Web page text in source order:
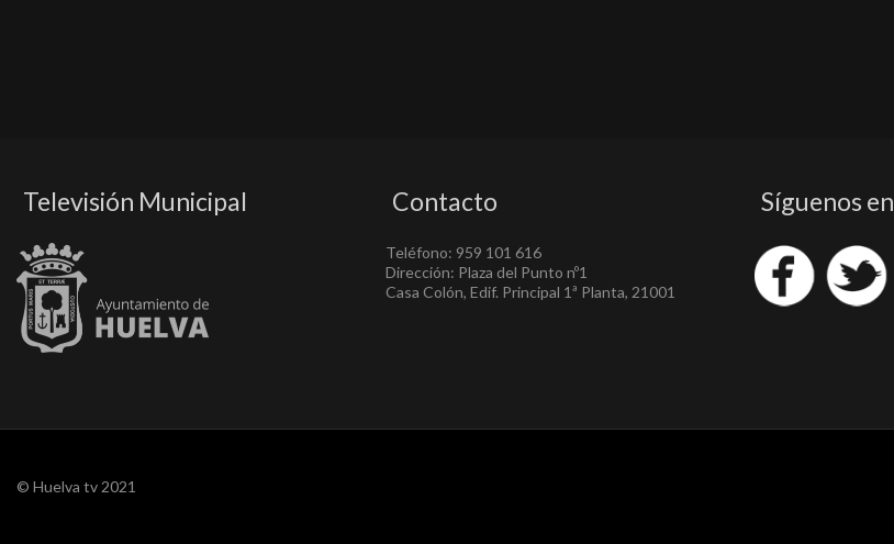
Televisión Municipal Contacto
Teléfono: 959 101 616
Dirección: Plaza del Punto nº1
Casa Colón, Edif. Principal 1ª Planta, 21001
Síguenos en
© Huelva tv 2021